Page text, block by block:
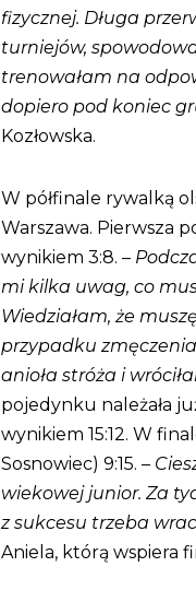
fizycznej. Długa
turniejów,
trenowałam na
dopiero pod koniec
Kozłowska.
W półfinale rywalką
Warszawa. Pierwsza
wynikiem 3:8. –
mi kilka uwag, co
Wiedziałam, że
przypadku
anioła stróża i
pojedynku należała
wynikiem 15:12. W
Sosnowiec) 9:15. –
wiekowej junior. Za
z sukcesu trzeba
Aniela, którą wspiera